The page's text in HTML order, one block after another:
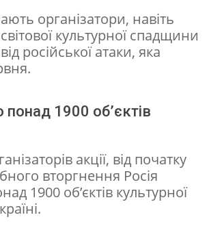
організатори, навіть
світової культурної спадщини
російської атаки, яка
1900 об’єктів
акції, від початку
вторгнення Росія
1900 об’єктів культурної